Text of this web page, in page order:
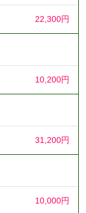
22,300円
10,200円
31,200円
10,000円